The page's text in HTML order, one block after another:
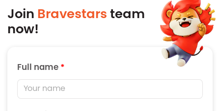
Join Bravestars team
now!
Full name *